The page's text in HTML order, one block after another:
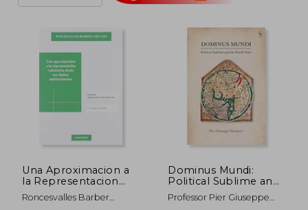
Una Aproximacion a
la Representacion
Voluntaria Desde sus
Limites
Roncesvalles Barber
Dominus Mundi:
Political Sublime and
the World Order (en
Inglés)
Professor Pier Giuseppe